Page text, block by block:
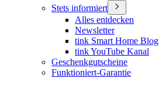
Stets informiert
Alles entdecken
Newsletter
tink Smart Home Blog
tink YouTube Kanal
Geschenkgutscheine
Funktioniert-Garantie